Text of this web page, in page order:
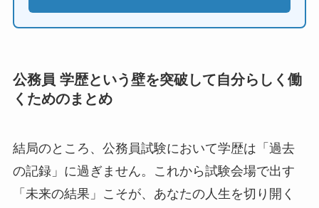
公務員 学歴という壁を突破して自分らしく働
くためのまとめ
結局のところ、公務員試験において学歴は「過去
の記録」に過ぎません。これから試験会場で出す
「未来の結果」こそが、あなたの人生を切り開く